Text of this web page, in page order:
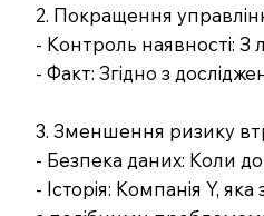
2. Покращення
- Контроль наявності: З
- Факт: Згідно з
3. Зменшення ризику
- Безпека даних: Коли
- Історія: Компанія Y,